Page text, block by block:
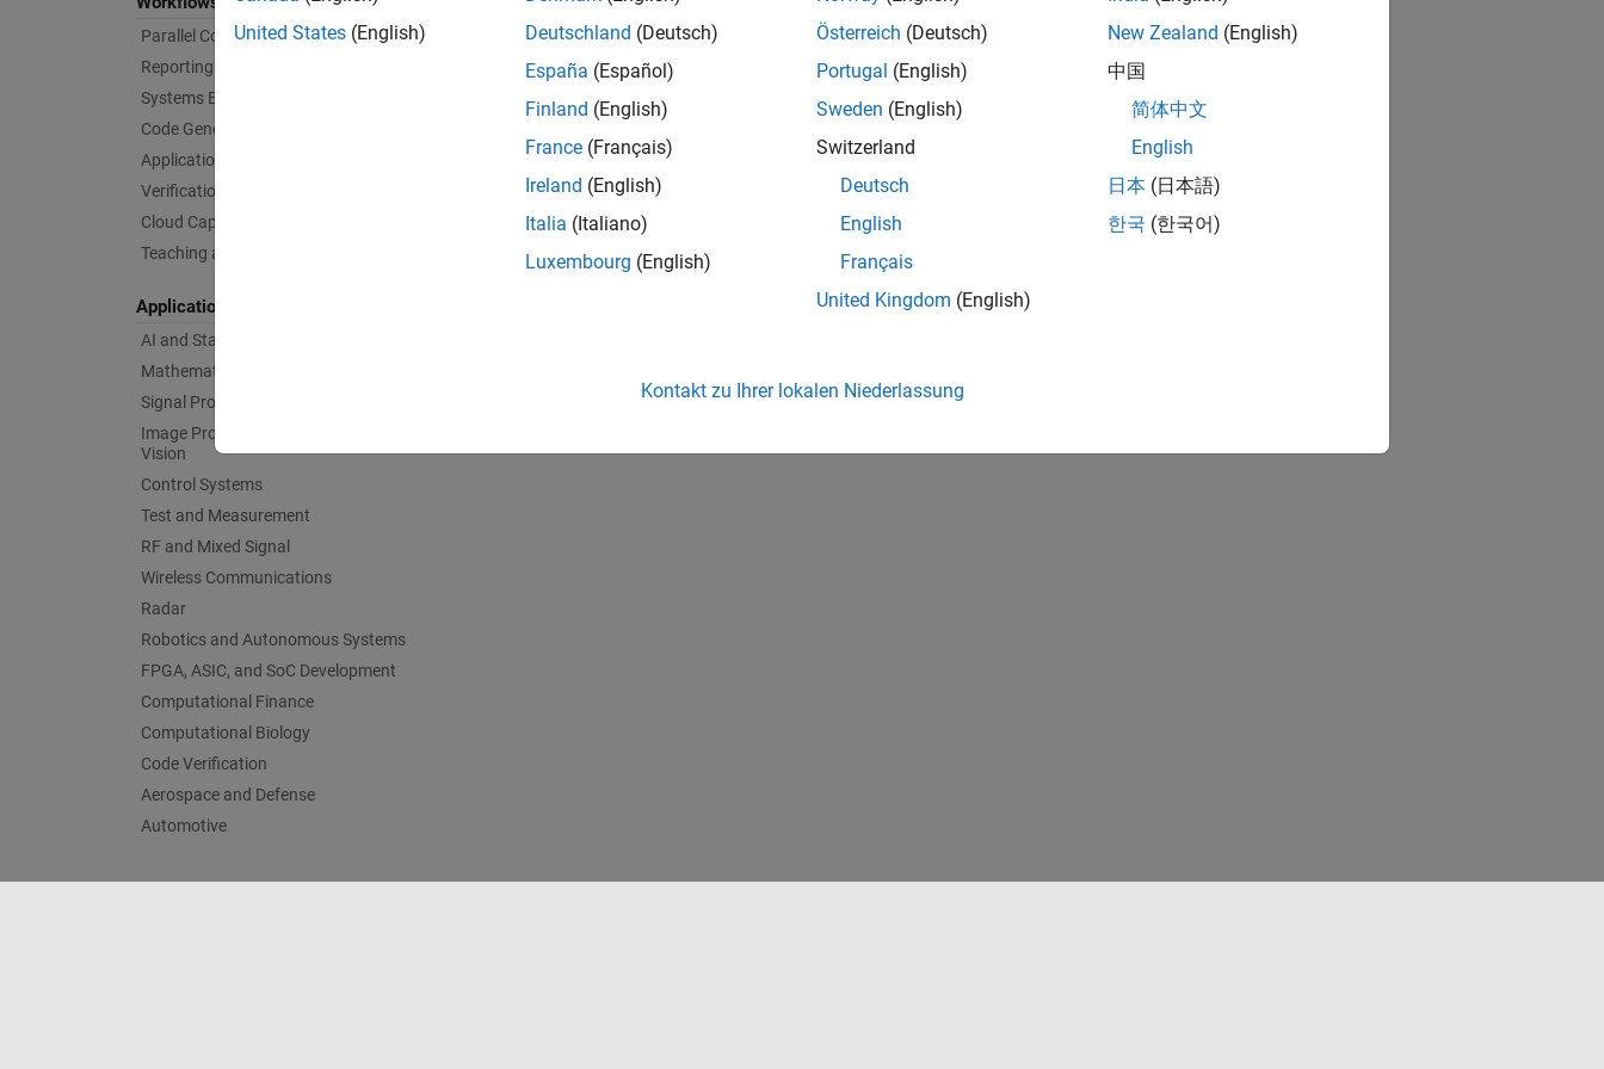
Parallel Computing
Reporting and Database Access
Systems Engineering
Code Generation
Application Deployment
Verification, Validation, and Test
Cloud Capabilities
Teaching and Learning
Applications
AI and Statistics
Mathematics and Optimization
Signal Processing
Image Processing and Computer
Vision
Control Systems
Test and Measurement
RF and Mixed Signal
Wireless Communications
Radar
Robotics and Autonomous Systems
FPGA, ASIC, and SoC Development
Computational Finance
Computational Biology
Code Verification
Aerospace and Defense
Automotive
United States (English)
Deutschland (Deutsch)
España (Español)
Finland (English)
France (Français)
Ireland (English)
Italia (Italiano)
Luxembourg (English)
Österreich (Deutsch)
Portugal (English)
Sweden (English)
Switzerland
Deutsch
English
Français
United Kingdom (English)
New Zealand (English)
中国
简体中文
English
日本 (日本語)
한국 (한국어)
Kontakt zu Ihrer lokalen Niederlassung